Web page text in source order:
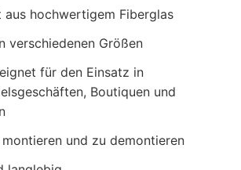
aus hochwertigem Fiberglas
verschiedenen Größen
für den Einsatz in
Boutiquen und
und zu demontieren